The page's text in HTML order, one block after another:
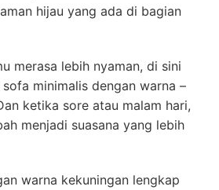
hijau yang ada di bagian
merasa lebih nyaman, di sini
minimalis dengan warna –
ketika sore atau malam hari,
menjadi suasana yang lebih
warna kekuningan lengkap